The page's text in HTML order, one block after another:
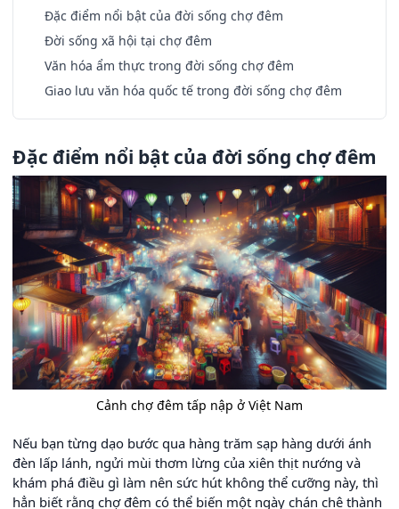
Đặc điểm nổi bật của đời sống chợ đêm
Đời sống xã hội tại chợ đêm
Văn hóa ẩm thực trong đời sống chợ đêm
Giao lưu văn hóa quốc tế trong đời sống chợ đêm
Đặc điểm nổi bật của đời sống chợ đêm
Cảnh chợ đêm tấp nập ở Việt Nam
Nếu bạn từng dạo bước qua hàng trăm sạp hàng dưới ánh
đèn lấp lánh, ngửi mùi thơm lừng của xiên thịt nướng và
khám phá điều gì làm nên sức hút không thể cưỡng này, thì
hẳn biết rằng chợ đêm có thể biến một ngày chán chê thành